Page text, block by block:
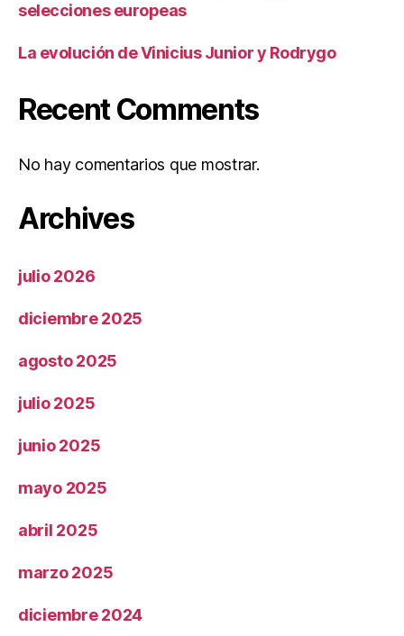
selecciones europeas
La evolución de Vinicius Junior y Rodrygo
Recent Comments
No hay comentarios que mostrar.
Archives
julio 2026
diciembre 2025
agosto 2025
julio 2025
junio 2025
mayo 2025
abril 2025
marzo 2025
diciembre 2024